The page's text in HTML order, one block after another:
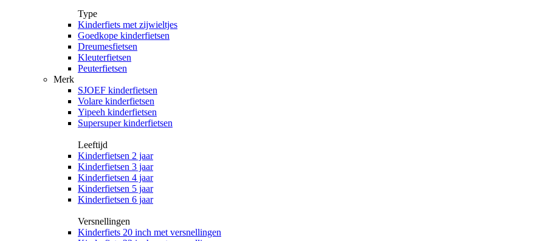
Type
Kinderfiets met zijwieltjes
Goedkope kinderfietsen
Dreumesfietsen
Kleuterfietsen
Peuterfietsen
Merk
SJOEF kinderfietsen
Volare kinderfietsen
Yipeeh kinderfietsen
Supersuper kinderfietsen
Leeftijd
Kinderfietsen 2 jaar
Kinderfietsen 3 jaar
Kinderfietsen 4 jaar
Kinderfietsen 5 jaar
Kinderfietsen 6 jaar
Versnellingen
Kinderfiets 20 inch met versnellingen